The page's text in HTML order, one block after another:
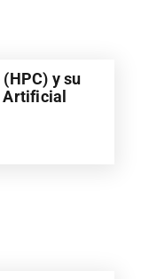
y su
Artificial